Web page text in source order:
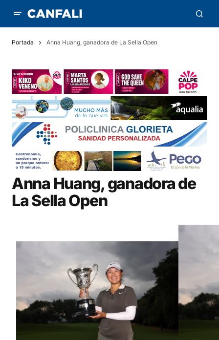
Portada Anna Huang, ganadora de La Sella Open
Anna Huang, ganadora de
La Sella Open